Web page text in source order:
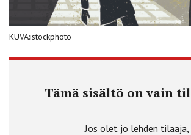
KUVA:istockphoto
Tämä sisältö on vain
Jos olet jo lehden tilaaja,